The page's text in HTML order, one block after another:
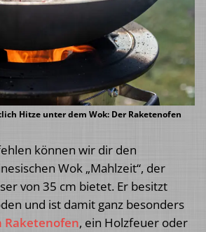
Hitze unter dem Wok: Der Raketenofen
können wir dir den
Wok „Mahlzeit“, der
von 35 cm bietet. Er besitzt
und ist damit ganz besonders
Raketenofen, ein Holzfeuer oder